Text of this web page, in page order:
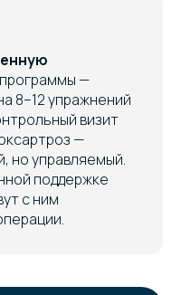
—
8–12 упражнений
визит
—
но управляемый.
поддержке
с ним